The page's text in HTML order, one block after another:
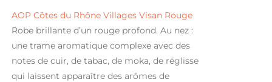
AOP Côtes du Rhône Villages Visan Rouge
Robe brillante d’un rouge profond. Au nez :
une trame aromatique complexe avec des
notes de cuir, de tabac, de moka, de réglisse
qui laissent apparaître des arômes de